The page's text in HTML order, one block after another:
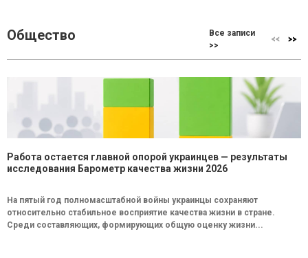
Общество
Все записи
>>
Работа остается главной опорой украинцев — результаты
исследования Барометр качества жизни 2026
На пятый год полномасштабной войны украинцы сохраняют
относительно стабильное восприятие качества жизни в стране.
Среди составляющих, формирующих общую оценку жизни...